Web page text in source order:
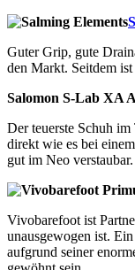
Guter Grip, gute
den Markt. Seitdem
Salomon S-Lab XA
Der teuerste Schuh
direkt wie es bei
gut im Neo verstaubar.
Vivobarefoot ist
unausgewogen ist.
aufgrund seiner